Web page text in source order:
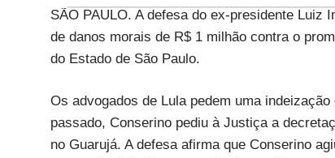
SÃO PAULO. A defesa do ex-presidente Luiz
de danos morais de R$ 1 milhão contra o
do Estado de São Paulo.
Os advogados de Lula pedem uma
passado, Conserino pediu à Justiça a
no Guarujá. A defesa afirma que Conserino